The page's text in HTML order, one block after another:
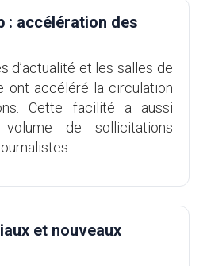
: accélération des
d’actualité et les salles de
ont accéléré la circulation
Cette facilité a aussi
de sollicitations
et nouveaux